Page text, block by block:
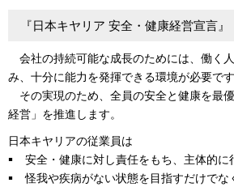
『日本キヤリア 安全・健康経営宣言』
会社の持続可能な成長のためには、働く
み、十分に能力を発揮できる環境が必要です
その実現のため、全員の安全と健康を最
経営」を推進します。
日本キヤリアの従業員は
安全・健康に対し責任をもち、主体的に
怪我や疾病がない状態を目指すだけでな